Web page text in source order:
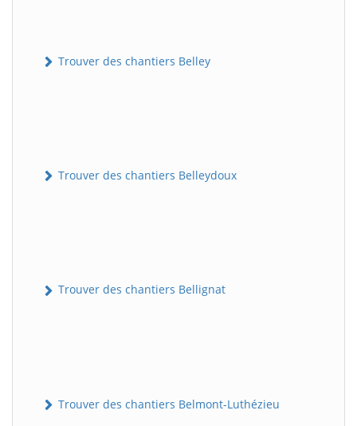
Trouver des chantiers Belley
Trouver des chantiers Belleydoux
Trouver des chantiers Bellignat
Trouver des chantiers Belmont-Luthézieu